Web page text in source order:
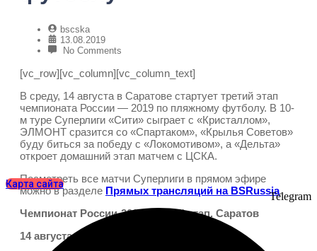
bscska
13.08.2019
No Comments
[vc_row][vc_column][vc_column_text]
В среду, 14 августа в Саратове стартует третий этап
чемпионата России — 2019 по пляжному футболу. В 10-
м туре Суперлиги «Сити» сыграет с «Кристаллом»,
ЭЛМОНТ сразится со «Спартаком», «Крылья Советов»
буду биться за победу с «Локомотивом», а «Дельта»
откроет домашний этап матчем с ЦСКА.
Посмотреть все матчи Суперлиги в прямом эфире
можно в разделе Прямых трансляций на BSRussia.
Чемпионат России-2019. Третий этап. Саратов
14 августа. 10-й тур
Карта сайта
Telegram